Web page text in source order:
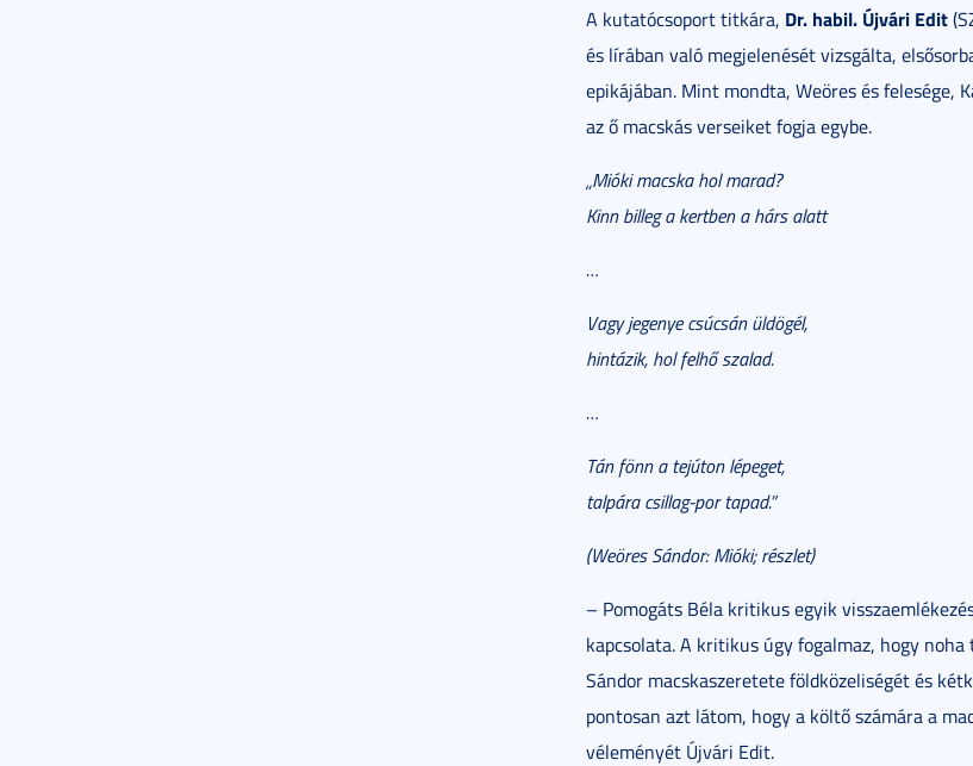
A kutatócsoport titkára, Dr. habil. Újvári Edit
és lírában való megjelenését vizsgálta,
epikájában. Mint mondta, Weöres és felesége,
az ő macskás verseiket fogja egybe.
„Mióki macska hol marad?
Kinn billeg a kertben a hárs alatt
…
Vagy jegenye csúcsán üldögél,
hintázik, hol felhő szalad.
…
Tán fönn a tejúton lépeget,
talpára csillag-por tapad.”
(Weöres Sándor: Mióki; részlet)
– Pomogáts Béla kritikus egyik
kapcsolata. A kritikus úgy fogalmaz, hogy
Sándor macskaszeretete földközeliségét és
pontosan azt látom, hogy a költő számára a
véleményét Újvári Edit.